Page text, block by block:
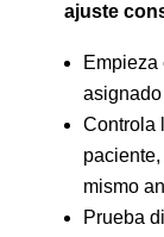
ajuste
Empieza
Controla
mismo
Prueba